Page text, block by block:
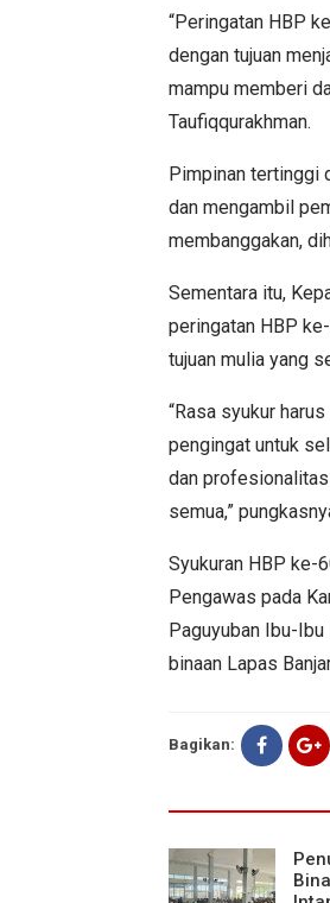
“Peringatan HBP
dengan tujuan
mampu memberi
Taufiqqurakhman.
Pimpinan tertinggi
dan mengambil
membanggakan,
Sementara itu,
peringatan HBP
tujuan mulia yang
“Rasa syukur
pengingat untuk
dan
semua,”
Syukuran HBP ke-
Pengawas pada
Paguyuban Ibu-Ibu
binaan Lapas
Bagikan: